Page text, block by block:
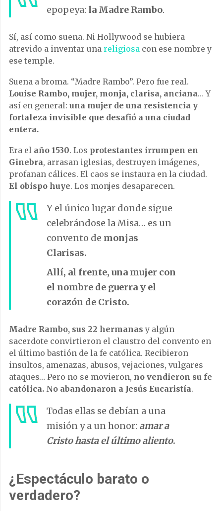
epopeya: la Madre Rambo.
Sí, así como suena. Ni Hollywood se hubiera
atrevido a inventar una religiosa con ese nombre y
ese temple.
Suena a broma. “Madre Rambo”. Pero fue real.
Louise Rambo, mujer, monja, clarisa, anciana… Y
así en general: una mujer de una resistencia y
fortaleza invisible que desafió a una ciudad
entera.
Era el año 1530. Los protestantes irrumpen en
Ginebra, arrasan iglesias, destruyen imágenes,
profanan cálices. El caos se instaura en la ciudad.
El obispo huye. Los monjes desaparecen.
Y el único lugar donde sigue
celebrándose la Misa… es un
convento de monjas
Clarisas.
Allí, al frente, una mujer con
el nombre de guerra y el
corazón de Cristo.
Madre Rambo, sus 22 hermanas y algún
sacerdote convirtieron el claustro del convento en
el último bastión de la fe católica. Recibieron
insultos, amenazas, abusos, vejaciones, vulgares
ataques… Pero no se movieron, no vendieron su fe
católica. No abandonaron a Jesús Eucaristía.
Todas ellas se debían a una
misión y a un honor: amar a
Cristo hasta el último aliento.
¿Espectáculo barato o
verdadero?